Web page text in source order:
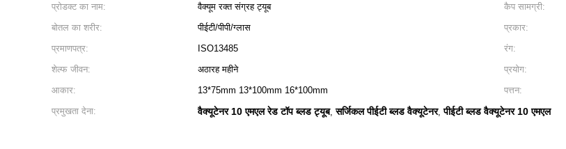
प्रोडक्ट का नाम:
वैक्यूम रक्त संग्रह ट्यूब कैप सामग्री:
बोतल का शरीर:
पीईटी/पीपी/ग्लास प्रकार:
प्रमाणपत्र:
ISO13485 रंग:
शेल्फ जीवन:
अठारह महीने प्रयोग:
आकार:
13*75mm 13*100mm 16*100mm पत्तन:
प्रमुखता देना:
वैक्यूटेनर 10 एमएल रेड टॉप ब्लड ट्यूब,सर्जिकल पीईटी ब्लड वैक्यूटेनर,पीईटी ब्लड वैक्यूटेनर 10 एमएल